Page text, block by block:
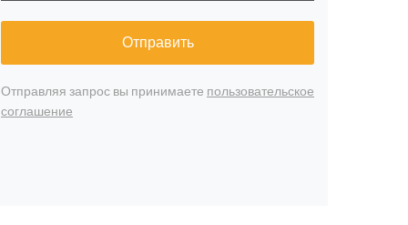
Отправить
Отправляя запрос вы принимаете пользовательское
соглашение